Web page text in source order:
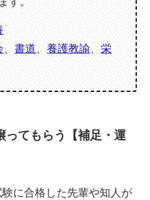
、書道、養護教諭、栄
てもらう【補足・運
に合格した先輩や知人が